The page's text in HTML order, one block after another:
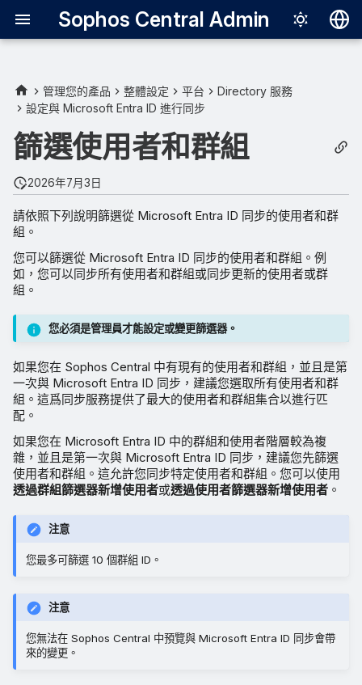
Sophos Central Admin
English
Português
所有使用者與群組
按群組物件 ID 篩選
透過群組篩選器新增使用者
透過使用者篩選器新增使用者
管理您的產品 整體設定 平台
Directory 服務
設定與 Microsoft Entra ID 進行同步
篩選使用者和群組
2026年7月3日
請依照下列說明篩選從 Microsoft Entra ID 同步的使用者和群
組。
您可以篩選從 Microsoft Entra ID 同步的使用者和群組。例
如，您可以同步所有使用者和群組或同步更新的使用者或群
組。
您必須是管理員才能設定或變更篩選器。
如果您在 Sophos Central 中有現有的使用者和群組，並且是第
一次與 Microsoft Entra ID 同步，建議您選取所有使用者和群
組。這爲同步服務提供了最大的使用者和群組集合以進行匹
配。
如果您在 Microsoft Entra ID 中的群組和使用者階層較為複
雜，並且是第一次與 Microsoft Entra ID 同步，建議您先篩選
使用者和群組。這允許您同步特定使用者和群組。您可以使用
透過群組篩選器新增使用者或透過使用者篩選器新增使用者 。
注意
您最多可篩選 10 個群組 ID。
注意
您無法在 Sophos Central 中預覽與 Microsoft Entra ID 同步會帶
來的變更。